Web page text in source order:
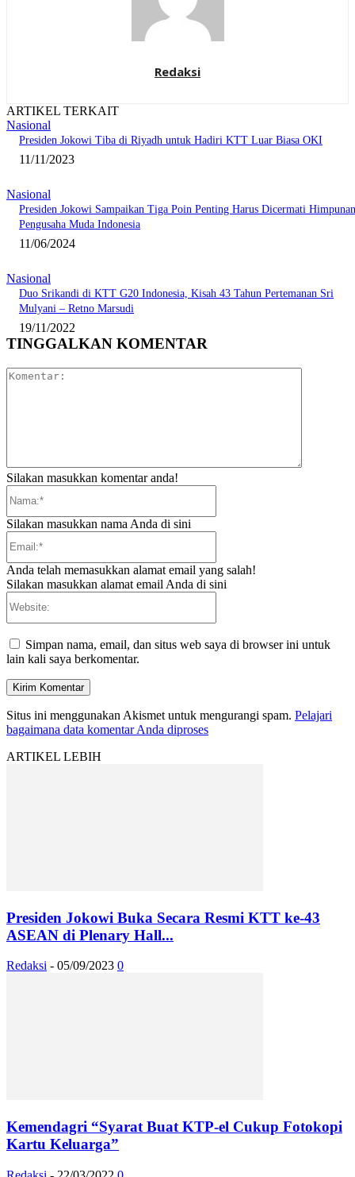
Redaksi
ARTIKEL TERKAIT
Nasional
Presiden Jokowi Tiba di Riyadh untuk Hadiri KTT Luar Biasa OKI
11/11/2023
Nasional
Presiden Jokowi Sampaikan Tiga Poin Penting Harus Dicermati Himpunan
Pengusaha Muda Indonesia
11/06/2024
Nasional
Duo Srikandi di KTT G20 Indonesia, Kisah 43 Tahun Pertemanan Sri
Mulyani – Retno Marsudi
19/11/2022
TINGGALKAN KOMENTAR
Silakan masukkan komentar anda!
Silakan masukkan nama Anda di sini
Anda telah memasukkan alamat email yang salah!
Silakan masukkan alamat email Anda di sini
Simpan nama, email, dan situs web saya di browser ini untuk
lain kali saya berkomentar.
Situs ini menggunakan Akismet untuk mengurangi spam. Pelajari
bagaimana data komentar Anda diproses
ARTIKEL LEBIH
Presiden Jokowi Buka Secara Resmi KTT ke-43
ASEAN di Plenary Hall...
Redaksi - 05/09/2023 0
Kemendagri “Syarat Buat KTP-el Cukup Fotokopi
Kartu Keluarga”